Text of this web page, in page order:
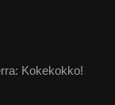
Kokekokko!